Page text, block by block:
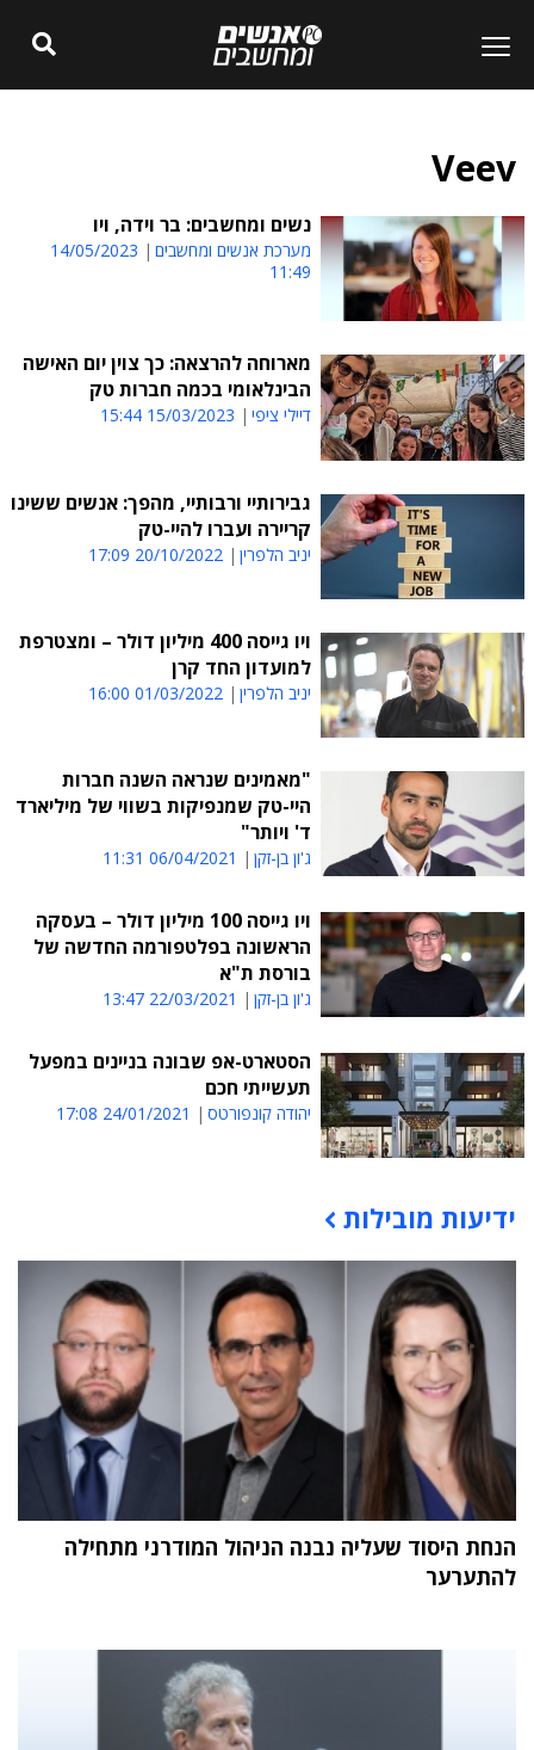
Veev
נשים ומחשבים: בר וידה, ויו
מערכת אנשים ומחשבים
14/05/2023
11:49
מארוחה להרצאה: כך צוין יום האישה
הבינלאומי בכמה חברות טק
דיילי ציפי 15/03/2023 15:44
גבירותיי ורבותיי, מהפך: אנשים ששינו
קריירה ועברו להיי-טק
יניב הלפרין 20/10/2022 17:09
ויו גייסה 400 מיליון דולר – ומצטרפת
למועדון החד קרן
יניב הלפרין 01/03/2022 16:00
"מאמינים שנראה השנה חברות
היי-טק שמנפיקות בשווי של מיליארד
ד' ויותר"
ג'ון בן-זקן 06/04/2021 11:31
ויו גייסה 100 מיליון דולר – בעסקה
הראשונה בפלטפורמה החדשה של
בורסת ת"א
ג'ון בן-זקן 22/03/2021 13:47
הסטארט-אפ שבונה בניינים במפעל
תעשייתי חכם
יהודה קונפורטס 24/01/2021 17:08
תוכן פרסומי
ידיעות מובילות
הנחת היסוד שעליה נבנה הניהול המודרני מתחילה
להתערער